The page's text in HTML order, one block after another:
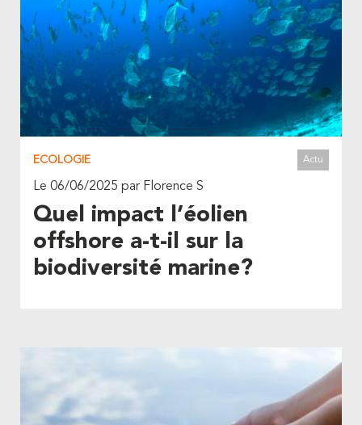
ECOLOGIE Actu
Le 06/06/2025 par Florence S
Quel impact l’éolien
offshore a-t-il sur la
biodiversité marine?